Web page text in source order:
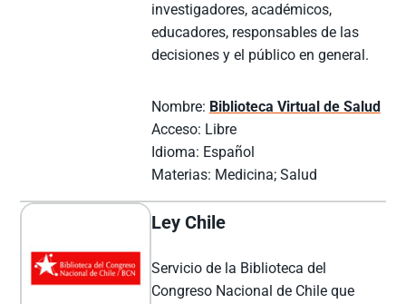
investigadores, académicos,
educadores, responsables de las
decisiones y el público en general.
Nombre: Biblioteca Virtual de Salud
Acceso: Libre
Idioma: Español
Materias: Medicina; Salud
Ley Chile
Servicio de la Biblioteca del
Congreso Nacional de Chile que